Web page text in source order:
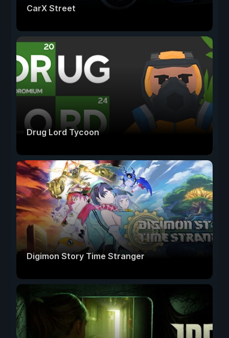
CarX Street
Drug Lord Tycoon
Digimon Story Time Stranger